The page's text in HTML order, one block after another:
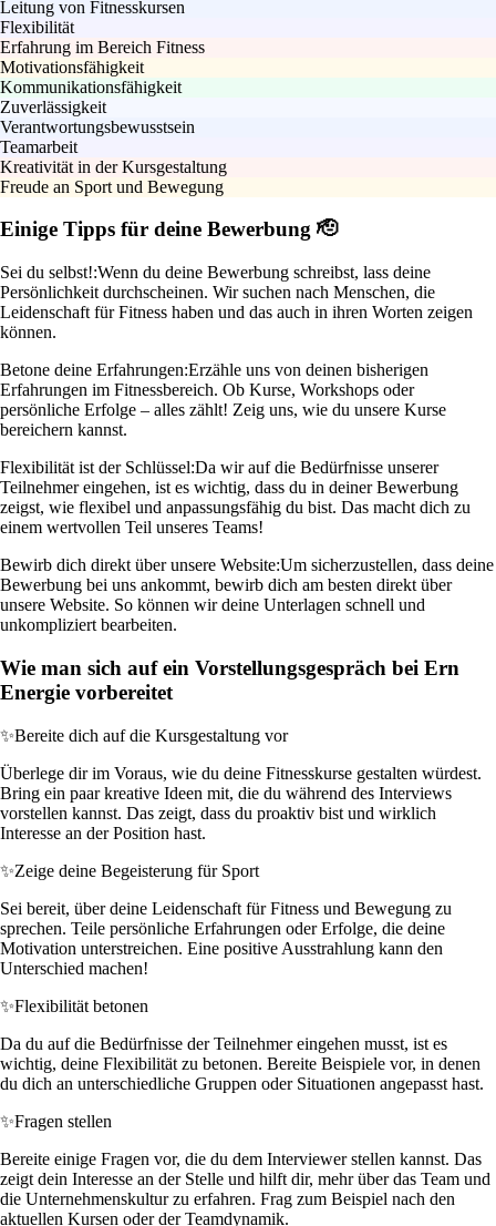
Leitung von Fitnesskursen
Flexibilität
Erfahrung im Bereich Fitness
Motivationsfähigkeit
Kommunikationsfähigkeit
Zuverlässigkeit
Verantwortungsbewusstsein
Teamarbeit
Kreativität in der Kursgestaltung
Freude an Sport und Bewegung
Einige Tipps für deine Bewerbung 🫡
Sei du selbst!:Wenn du deine Bewerbung schreibst, lass deine
Persönlichkeit durchscheinen. Wir suchen nach Menschen, die
Leidenschaft für Fitness haben und das auch in ihren Worten zeigen
können.
Betone deine Erfahrungen:Erzähle uns von deinen bisherigen
Erfahrungen im Fitnessbereich. Ob Kurse, Workshops oder
persönliche Erfolge – alles zählt! Zeig uns, wie du unsere Kurse
bereichern kannst.
Flexibilität ist der Schlüssel:Da wir auf die Bedürfnisse unserer
Teilnehmer eingehen, ist es wichtig, dass du in deiner Bewerbung
zeigst, wie flexibel und anpassungsfähig du bist. Das macht dich zu
einem wertvollen Teil unseres Teams!
Bewirb dich direkt über unsere Website:Um sicherzustellen, dass deine
Bewerbung bei uns ankommt, bewirb dich am besten direkt über
unsere Website. So können wir deine Unterlagen schnell und
unkompliziert bearbeiten.
Wie man sich auf ein Vorstellungsgespräch bei Ern
Energie vorbereitet
✨Bereite dich auf die Kursgestaltung vor
Überlege dir im Voraus, wie du deine Fitnesskurse gestalten würdest.
Bring ein paar kreative Ideen mit, die du während des Interviews
vorstellen kannst. Das zeigt, dass du proaktiv bist und wirklich
Interesse an der Position hast.
✨Zeige deine Begeisterung für Sport
Sei bereit, über deine Leidenschaft für Fitness und Bewegung zu
sprechen. Teile persönliche Erfahrungen oder Erfolge, die deine
Motivation unterstreichen. Eine positive Ausstrahlung kann den
Unterschied machen!
✨Flexibilität betonen
Da du auf die Bedürfnisse der Teilnehmer eingehen musst, ist es
wichtig, deine Flexibilität zu betonen. Bereite Beispiele vor, in denen
du dich an unterschiedliche Gruppen oder Situationen angepasst hast.
✨Fragen stellen
Bereite einige Fragen vor, die du dem Interviewer stellen kannst. Das
zeigt dein Interesse an der Stelle und hilft dir, mehr über das Team und
die Unternehmenskultur zu erfahren. Frag zum Beispiel nach den
aktuellen Kursen oder der Teamdynamik.